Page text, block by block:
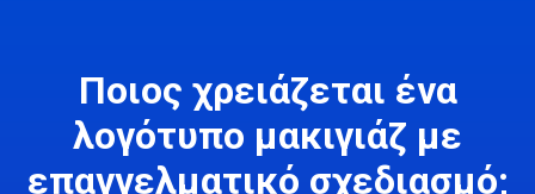
Ποιος χρειάζεται ένα
λογότυπο μακιγιάζ με
επαγγελματικό σχεδιασμό;